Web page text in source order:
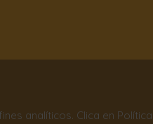
analíticos. Clica en